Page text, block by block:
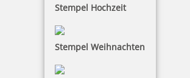
Stempel Hochzeit
Stempel Weihnachten